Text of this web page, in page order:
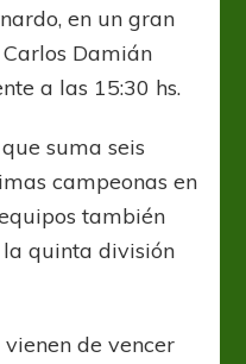
en un gran
Damián
a las 15:30 hs.
suma seis
campeonas en
también
quinta división
de vencer